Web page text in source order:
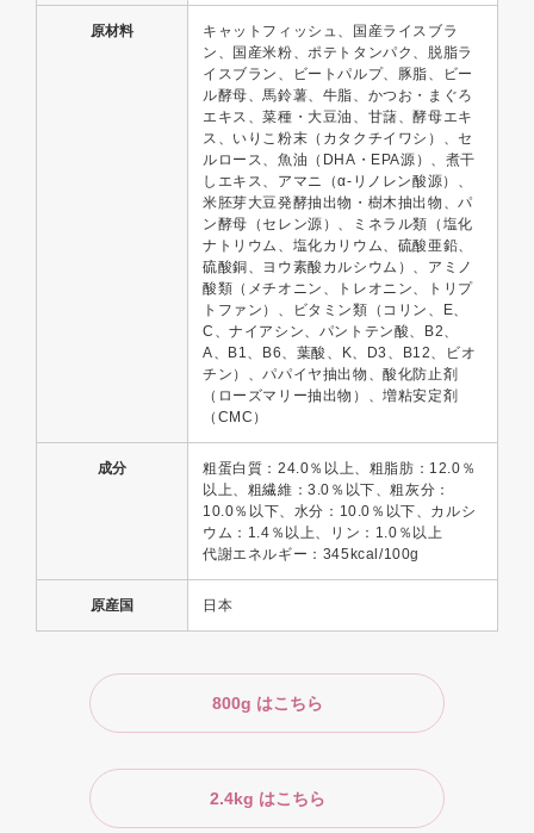
原材料
キャットフィッシュ、国産ライスブラ
ン、国産米粉、ポテトタンパク、脱脂ラ
イスブラン、ビートパルプ、豚脂、ビー
ル酵母、馬鈴薯、牛脂、かつお・まぐろ
エキス、菜種・大豆油、甘藷、酵母エキ
ス、いりこ粉末（カタクチイワシ）、セ
ルロース、魚油（DHA・EPA源）、煮干
しエキス、アマニ（α-リノレン酸源）、
米胚芽大豆発酵抽出物・樹木抽出物、パ
ン酵母（セレン源）、ミネラル類（塩化
ナトリウム、塩化カリウム、硫酸亜鉛、
硫酸銅、ヨウ素酸カルシウム）、アミノ
酸類（メチオニン、トレオニン、トリプ
トファン）、ビタミン類（コリン、E、
C、ナイアシン、パントテン酸、B2、
A、B1、B6、葉酸、K、D3、B12、ビオ
チン）、パパイヤ抽出物、酸化防止剤
（ローズマリー抽出物）、増粘安定剤
（CMC）
成分
粗蛋白質：24.0％以上、粗脂肪：12.0％
以上、粗繊維：3.0％以下、粗灰分：
10.0％以下、水分：10.0％以下、カルシ
ウム：1.4％以上、リン：1.0％以上
代謝エネルギー：345kcal/100g
原産国 日本
800g はこちら
2.4kg はこちら